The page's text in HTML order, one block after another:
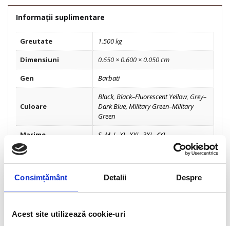
Consimțământ Detalii Despre
Acest site utilizează cookie-uri
Informații suplimentare
Greutate
1.500 kg
Dimensiuni
0.650 × 0.600 × 0.050 cm
Gen
Barbati
Culoare
Black, Black–Fluorescent Yellow, Grey–
Dark Blue, Military Green–Military
Green
Marime
S M L XL XXL 3XL 4XL
Tip produs
Fabricat in
Pakistan